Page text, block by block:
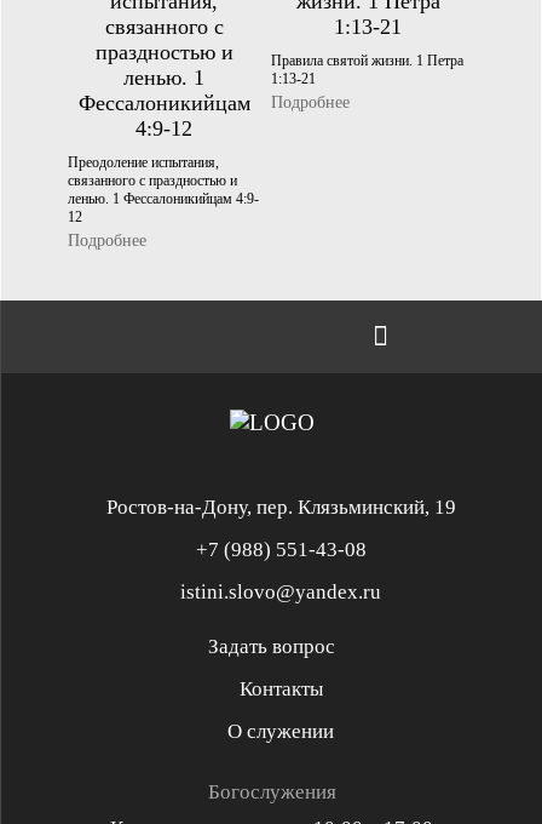
Преодоление испытания,
связанного с праздностью и
ленью. 1 Фессалоникийцам 4:9-
12
Подробнее
Правила святой жизни. 1 Петра
1:13-21
Подробнее
Служение «Слово Истины»
Служение «Слово Истины»
Ростов-на-Дону, пер. Клязьминский, 19
+7 (988) 551-43-08
istini.slovo@yandex.ru
Задать вопрос
Контакты
О служении
Богослужения